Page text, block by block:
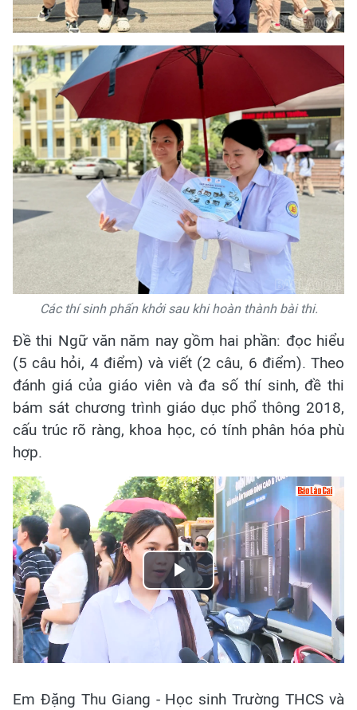
Các thí sinh phấn khởi sau khi hoàn thành bài thi.
Đề thi Ngữ văn năm nay gồm hai phần: đọc hiểu
(5 câu hỏi, 4 điểm) và viết (2 câu, 6 điểm). Theo
đánh giá của giáo viên và đa số thí sinh, đề thi
bám sát chương trình giáo dục phổ thông 2018,
cấu trúc rõ ràng, khoa học, có tính phân hóa phù
hợp.
Play
Video
Em Đặng Thu Giang - Học sinh Trường THCS và